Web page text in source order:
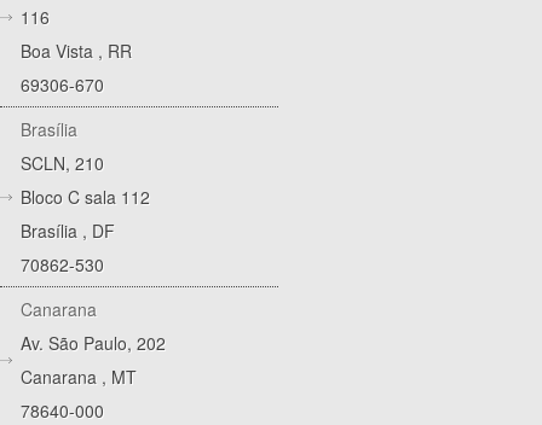
116
Boa Vista , RR
69306-670
Brasília
SCLN, 210
Bloco C sala 112
Brasília , DF
70862-530
Canarana
Av. São Paulo, 202
Canarana , MT
78640-000